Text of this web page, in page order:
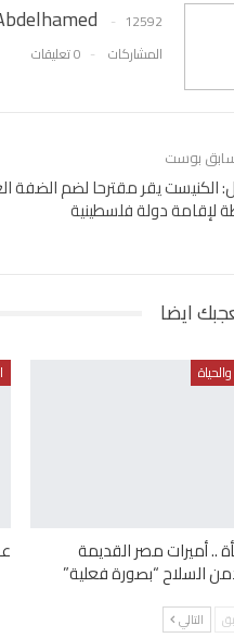
12592
المشاركات
0 تعليقات
بوست
الكنيست يقر مقترحا لضم الضفة
لإقامة دولة فلسطينية
ايضا
.. أميرات مصر القديمة
السلاح “بصورة فعلية”
التالي